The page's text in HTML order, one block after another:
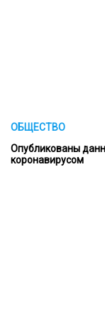
ОБЩЕСТВО
Опубликованы
коронавирусом